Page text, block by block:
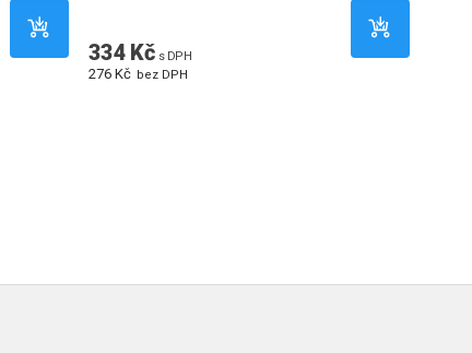
334 Kč s DPH
276 Kč bez DPH